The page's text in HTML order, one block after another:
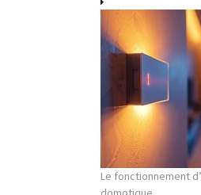
Le fonctionnement